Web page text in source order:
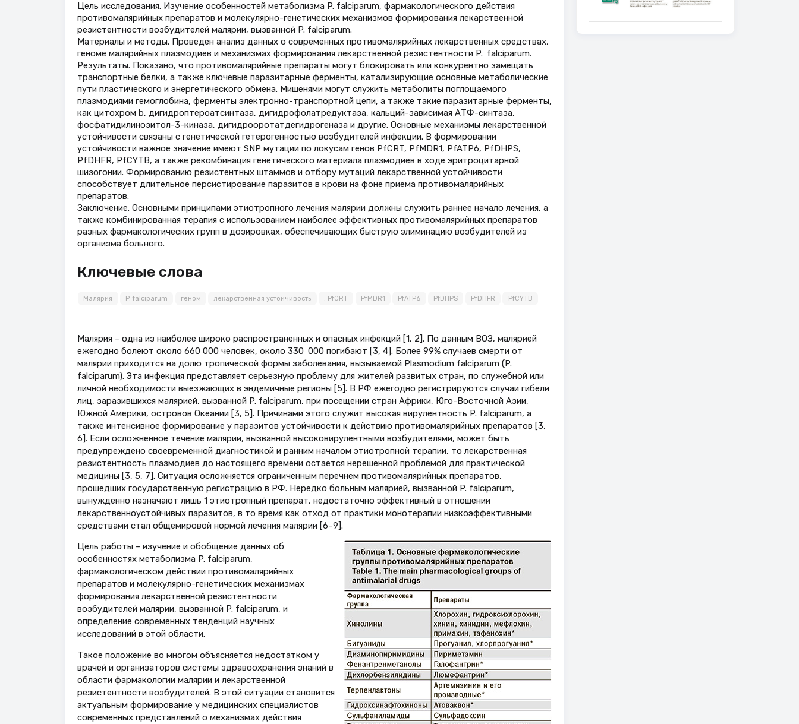
Цель исследования. Изучение особенностей метаболизма P. falciparum, фармакологического действия
противомалярийных препаратов и молекулярно-генетических механизмов формирования лекарственной
резистентности возбудителей малярии, вызванной P. falciparum.
Материалы и методы. Проведен анализ данных о современных противомалярийных лекарственных средствах,
геноме малярийных плазмодиев и механизмах формирования лекарственной резистентности P. falciparum.
Результаты. Показано, что противомалярийные препараты могут блокировать или конкурентно замещать
транспортные белки, а также ключевые паразитарные ферменты, катализирующие основные метаболические
пути пластического и энергетического обмена. Мишенями могут служить метаболиты поглощаемого
плазмодиями гемоглобина, ферменты электронно-транспортной цепи, а также такие паразитарные ферменты,
как цитохром b, дигидроптероатсинтаза, дигидрофолатредуктаза, кальций-зависимая АТФ-синтаза,
фосфатидилинозитол-3-киназа, дигидрооротатдегидрогеназа и другие. Основные механизмы лекарственной
устойчивости связаны с генетической гетерогенностью возбудителей инфекции. В формировании
устойчивости важное значение имеют SNP мутации по локусам генов PfCRT, PfMDR1, PfATP6, PfDHPS,
PfDHFR, PfCYTB, а также рекомбинация генетического материала плазмодиев в ходе эритроцитарной
шизогонии. Формированию резистентных штаммов и отбору мутаций лекарственной устойчивости
способствует длительное персистирование паразитов в крови на фоне приема противомалярийных
препаратов.
Заключение. Основными принципами этиотропного лечения малярии должны служить раннее начало лечения, а
также комбинированная терапия с использованием наиболее эффективных противомалярийных препаратов
разных фармакологических групп в дозировках, обеспечивающих быструю элиминацию возбудителей из
организма больного.
Ключевые слова
Малярия P. falciparum геном лекарственная устойчивость . PfCRT PfMDR1 PfATP6 PfDHPS PfDHFR PfCYTB
Малярия – одна из наиболее широко распространенных и опасных инфекций [1, 2]. По данным ВОЗ, малярией
ежегодно болеют около 660 000 человек, около 330 000 погибают [3, 4]. Более 99% случаев смерти от
малярии приходится на долю тропической формы заболевания, вызываемой Plasmodium falciparum (P.
falciparum). Эта инфекция представляет серьезную проблему для жителей развитых стран, по служебной или
личной необходимости выезжающих в эндемичные регионы [5]. В РФ ежегодно регистрируются случаи гибели
лиц, заразившихся малярией, вызванной P. falciparum, при посещении стран Африки, Юго-Восточной Азии,
Южной Америки, островов Океании [3, 5]. Причинами этого служит высокая вирулентность P. falciparum, а
также интенсивное формирование у паразитов устойчивости к действию противомалярийных препаратов [3,
6]. Если осложненное течение малярии, вызванной высоковирулентными возбудителями, может быть
предупреждено своевременной диагностикой и ранним началом этиотропной терапии, то лекарственная
резистентность плазмодиев до настоящего времени остается нерешенной проблемой для практической
медицины [3, 5, 7]. Ситуация осложняется ограниченным перечнем противомалярийных препаратов,
прошедших государственную регистрацию в РФ. Нередко больным малярией, вызванной P. falciparum,
вынужденно назначают лишь 1 этиотропный препарат, недостаточно эффективный в отношении
лекарственноустойчивых паразитов, в то время как отход от практики монотерапии низкоэффективными
средствами стал общемировой нормой лечения малярии [6–9].
Цель работы – изучение и обобщение данных об
особенностях метаболизма P. falciparum,
фармакологическом действии противомалярийных
препаратов и молекулярно-генетических механизмах
формирования лекарственной резистентности
возбудителей малярии, вызванной P. falciparum, и
определение современных тенденций научных
исследований в этой области.
Такое положение во многом объясняется недостатком у
врачей и организаторов системы здравоохранения знаний в
области фармакологии малярии и лекарственной
резистентности возбудителей. В этой ситуации становится
актуальным формирование у медицинских специалистов
современных представлений о механизмах действия